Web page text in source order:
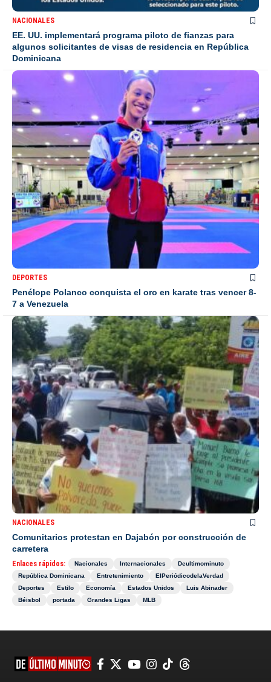
NACIONALES
EE. UU. implementará programa piloto de fianzas para
algunos solicitantes de visas de residencia en República
Dominicana
DEPORTES
Penélope Polanco conquista el oro en karate tras vencer 8-
7 a Venezuela
NACIONALES
Comunitarios protestan en Dajabón por construcción de
carretera
Enlaces rápidos: Nacionales Internacionales
Deultimominuto
República Dominicana
Entretenimiento
ElPeriódicodelaVerdad
Deportes
Estilo Economía Estados Unidos
Luis Abinader
Béisbol
portada Grandes Ligas MLB